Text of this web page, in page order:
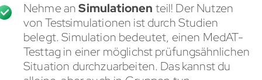
Nehme anSimulationen teil! Der Nutzen
von Testsimulationen ist durch Studien
belegt. Simulation bedeutet, einen MedAT-
Testtag in einer möglichst prüfungsähnlichen
Situation durchzuarbeiten. Das kannst du